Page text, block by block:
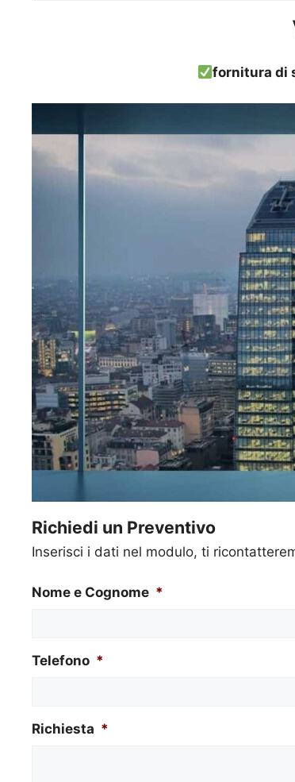
fornitura di
Richiedi un Preventivo
Inserisci i dati nel modulo, ti
Nome e Cognome *
Telefono *
Richiesta *